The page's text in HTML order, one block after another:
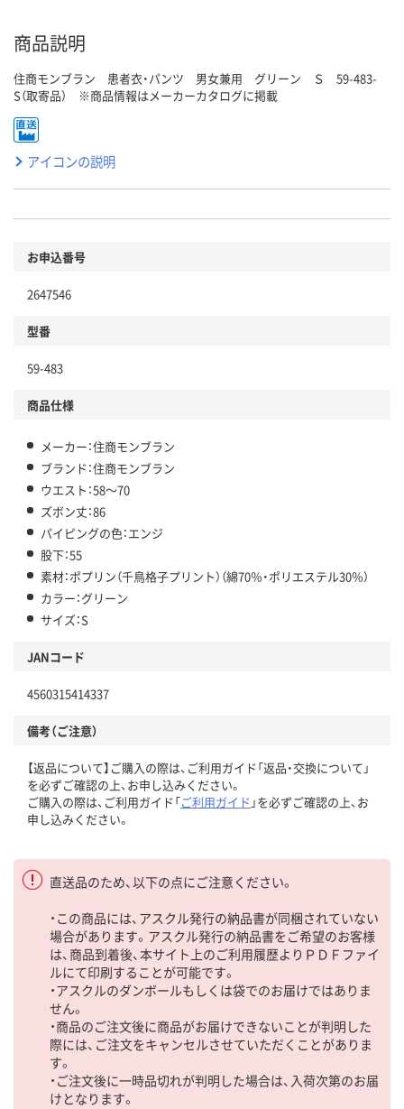
商品説明
住商モンブラン 患者衣・パンツ 男女兼用 グリーン Ｓ 59-483-
S（取寄品） ※商品情報はメーカーカタログに掲載
アイコンの説明
お申込番号
2647546
型番
59-483
商品仕様
メーカー：住商モンブラン
ブランド：住商モンブラン
ウエスト：58～70
ズボン丈：86
パイピングの色：エンジ
股下：55
素材：ポプリン（千鳥格子プリント）（綿70％・ポリエステル30％）
カラー：グリーン
サイズ：S
JANコード
4560315414337
備考（ご注意）
【返品について】ご購入の際は、ご利用ガイド「返品・交換について」
を必ずご確認の上、お申し込みください。
ご購入の際は、ご利用ガイド「ご利用ガイド 」を必ずご確認の上、お
申し込みください。
直送品のため、以下の点にご注意ください。
・この商品には、アスクル発行の納品書が同梱されていない
場合があります。アスクル発行の納品書をご希望のお客様
は、商品到着後、本サイト上のご利用履歴よりＰＤＦファイ
ルにて印刷することが可能です。
・アスクルのダンボールもしくは袋でのお届けではありま
せん。
・商品のご注文後に商品がお届けできないことが判明した
際には、ご注文をキャンセルさせていただくことがありま
す。
・ご注文後に一時品切れが判明した場合は、入荷次第のお届
けとなります。